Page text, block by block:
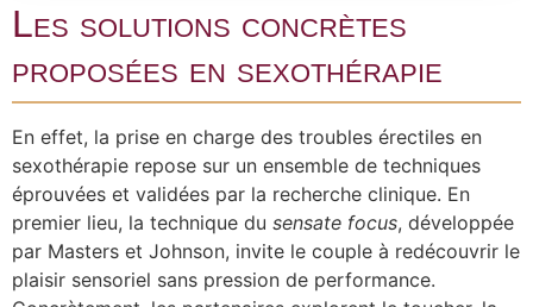
Les solutions concrètes
proposées en sexothérapie
En effet, la prise en charge des troubles érectiles en
sexothérapie repose sur un ensemble de techniques
éprouvées et validées par la recherche clinique. En
premier lieu, la technique du sensate focus, développée
par Masters et Johnson, invite le couple à redécouvrir le
plaisir sensoriel sans pression de performance.